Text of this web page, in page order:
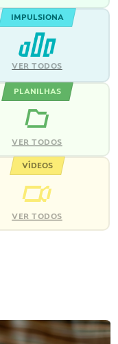
IMPULSIONA
VER TODOS
PLANILHAS
VER TODOS
VÍDEOS
VER TODOS